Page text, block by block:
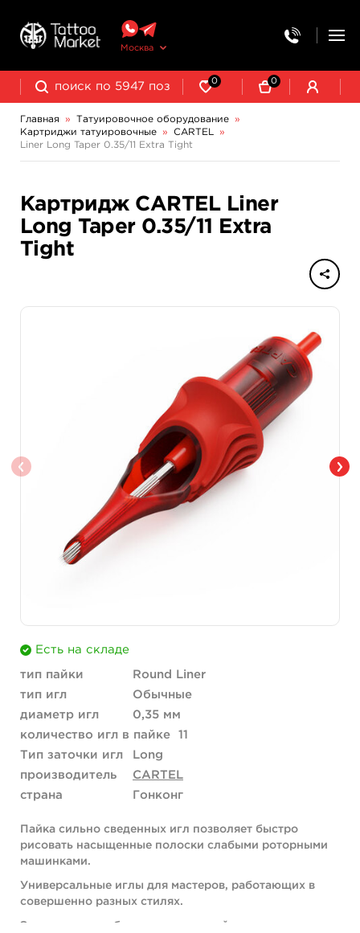
Москва
0 0
Главная » Татуировочное оборудование
»
Картриджи татуировочные
» CARTEL
»
Liner Long Taper 0.35/11 Extra Tight
Картридж CARTEL Liner
Long Taper 0.35/11 Extra
Tight
Есть на складе
тип пайки
Round Liner
тип игл
Обычные
диаметр игл
0,35 мм
количество игл в пайке
11
Тип заточки игл
Long
производитель
CARTEL
страна
Гонконг
Пайка сильно сведенных игл позволяет быстро
рисовать насыщенные полоски слабыми роторными
машинками.
Универсальные иглы для мастеров, работающих в
совершенно разных стилях.
Эластичная мембрана имеет мягкий ход, позволяя